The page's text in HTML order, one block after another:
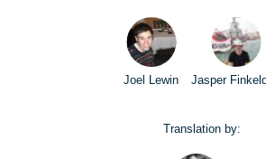
Joel Lewin Jasper
Translation by: